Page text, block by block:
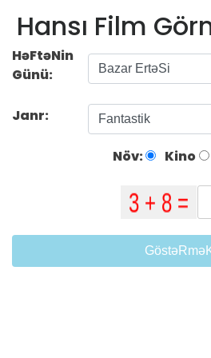
Hansı Film
HəFtəNin
Günü:
Janr:
Növ: Kino